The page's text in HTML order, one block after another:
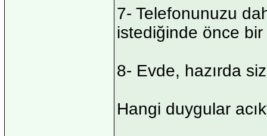
7- Telefonunuzu
istediğinde önce bir
8- Evde, hazırda
Hangi duygular